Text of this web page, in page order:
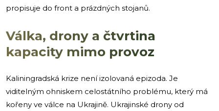
propisuje do front a prázdných stojanů.
Válka, drony a čtvrtina
kapacity mimo provoz
Kaliningradská krize není izolovaná epizoda. Je
viditelným ohniskem celostátního problému, který má
kořeny ve válce na Ukrajině. Ukrajinské drony od